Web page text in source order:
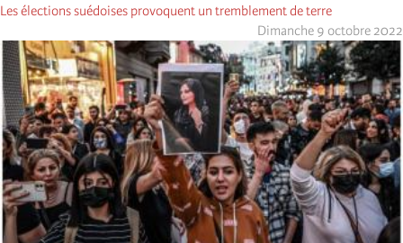
Les élections suédoises provoquent un tremblement de terre
Dimanche 9 octobre 2022